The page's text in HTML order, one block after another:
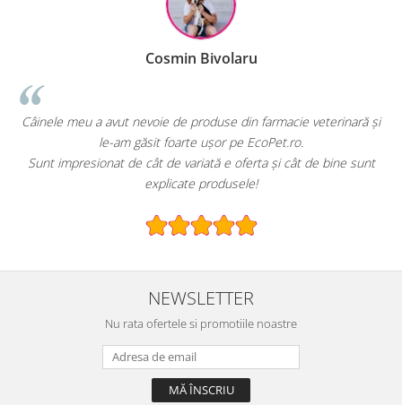
Cosmin Bivolaru
Câinele meu a avut nevoie de produse din farmacie veterinară și
le-am găsit foarte ușor pe EcoPet.ro.
Sunt impresionat de cât de variată e oferta și cât de bine sunt
explicate produsele!
NEWSLETTER
Nu rata ofertele si promotiile noastre